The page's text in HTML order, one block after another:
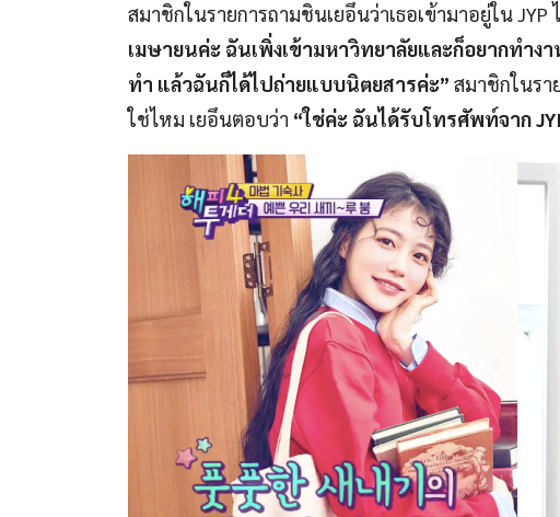
สมาชิกในรายการถามชินเยอึนว่าเธอเข้ามาอยู่ใน JYP
เมษายนค่ะ ฉันเพิ่งเข้ามหาวิทยาลัยและก็อยากทำง
ทำ แล้วฉันก็ได้ไปถ่ายแบบนิตยสารค่ะ” สมาชิกในรา
ใช่ไหม เยอึนตอบว่า “ใช่ค่ะ ฉันได้รับโทรศัพท์จาก